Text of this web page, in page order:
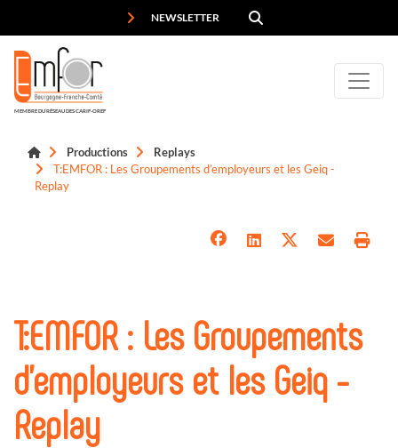
NEWSLETTER
MEMBRE DU RÉSEAU DES CARIF-OREF
Productions
Replays
T:EMFOR : Les Groupements d’employeurs et les Geiq -
Replay
T:EMFOR : Les Groupements
d’employeurs et les Geiq -
Replay
Panneau de gestion des cookies